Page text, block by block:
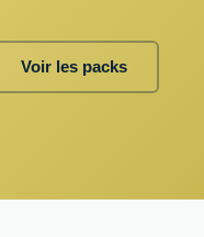
Voir les packs